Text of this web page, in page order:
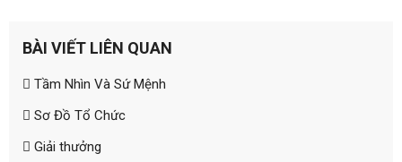
BÀI VIẾT LIÊN QUAN
Tầm Nhìn Và Sứ Mệnh
Sơ Đồ Tổ Chức
Giải thưởng